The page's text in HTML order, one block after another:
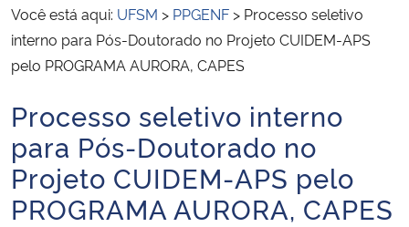
Ministério das Relações Exteriores
Ministério da Economia
Ministério da Infraestrutura
Ministério da Agricultura, Pecuária e Abastecimento
Ministério da Educação
Você está aqui: UFSM > PPGENF > Processo seletivo
interno para Pós-Doutorado no Projeto CUIDEM-APS
pelo PROGRAMA AURORA, CAPES
Início do conteúdo
Processo seletivo interno
para Pós-Doutorado no
Projeto CUIDEM-APS pelo
PROGRAMA AURORA, CAPES